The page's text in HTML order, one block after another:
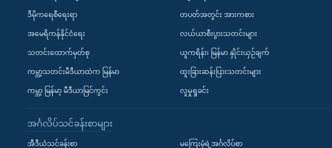
ဒီမိုကရေစီရေးရာ
အမေရိကန်နိုင်ငံရေး
သတင်းထောက်မှတ်စု
ကမ္ဘာ့သတင်းမီဒီယာထဲက မြန်မာ
ကမ္ဘာ့ မြန်မာ့ မီဒီယာမြင်ကွင်း
တပတ်အတွင်း အားကစား
လယ်ယာစီးပွားသတင်းများ
ယူကရိန်း၊ မြန်မာ နှိုင်းယှဉ်ချက်
ထူးခြားဆန်းပြားသတင်းများ
လူမှုရှုခင်း
အင်္ဂလိပ်သင်ခန်းစာများ
အီဒီယံသင်ခန်းစာ မကြေးမုံရဲ့အင်္ဂလိပ်စာ